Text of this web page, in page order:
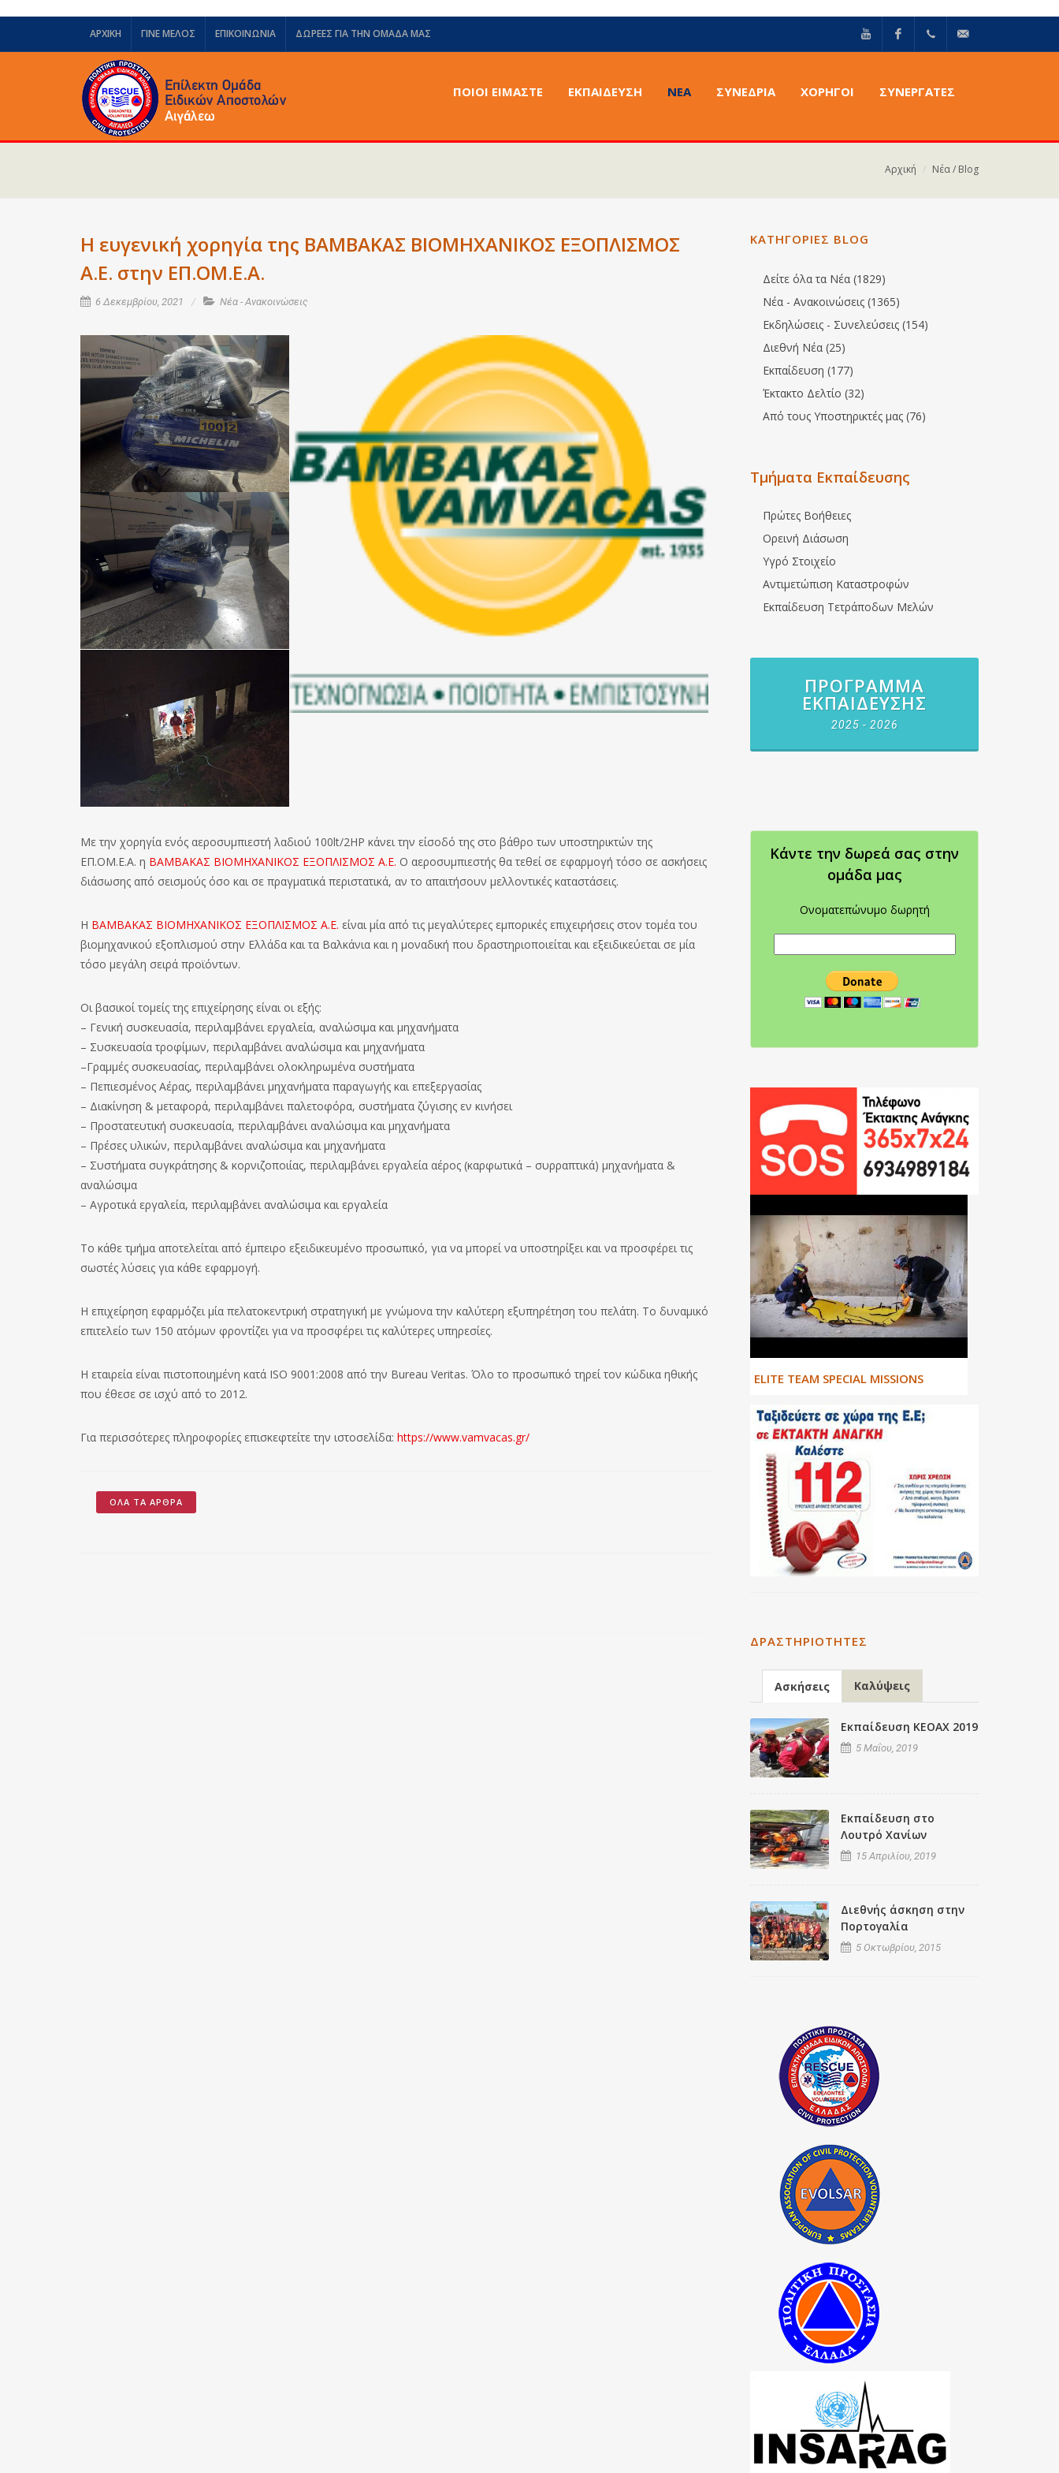
ΑΡΧΙΚΗ ΓΙΝΕ ΜΕΛΟΣ ΕΠΙΚΟΙΝΩΝΙΑ ΔΩΡΕΈΣ ΓΙΑ ΤΗΝ ΟΜΆΔΑ ΜΑΣ
ΠΟΙΟΙ ΕΙΜΑΣΤΕ ΕΚΠΑΙΔΕΥΣΗ ΝΈΑ ΣΥΝΈΔΡΙΑ ΧΟΡΗΓΟΙ ΣΥΝΕΡΓΑΤΕΣ
Αρχική Νέα / Blog
Η ευγενική χορηγία της ΒΑΜΒΑΚΑΣ ΒΙΟΜΗΧΑΝΙΚΟΣ ΕΞΟΠΛΙΣΜΟΣ
Α.Ε. στην ΕΠ.ΟΜ.Ε.Α.
6 Δεκεμβρίου, 2021 Νέα - Ανακοινώσεις
Με την χορηγία ενός αεροσυμπιεστή λαδιού 100lt/2HP κάνει την είσοδό της στο βάθρο των υποστηρικτών της
ΕΠ.ΟΜ.Ε.Α. η ΒΑΜΒΑΚΑΣ ΒΙΟΜΗΧΑΝΙΚΟΣ ΕΞΟΠΛΙΣΜΟΣ Α.Ε. Ο αεροσυμπιεστής θα τεθεί σε εφαρμογή τόσο σε ασκήσεις
διάσωσης από σεισμούς όσο και σε πραγματικά περιστατικά, αν το απαιτήσουν μελλοντικές καταστάσεις.
Η ΒΑΜΒΑΚΑΣ ΒΙΟΜΗΧΑΝΙΚΟΣ ΕΞΟΠΛΙΣΜΟΣ Α.Ε. είναι μία από τις μεγαλύτερες εμπορικές επιχειρήσεις στον τομέα του
βιομηχανικού εξοπλισμού στην Ελλάδα και τα Βαλκάνια και η μοναδική που δραστηριοποιείται και εξειδικεύεται σε μία
τόσο μεγάλη σειρά προϊόντων.
Οι βασικοί τομείς της επιχείρησης είναι οι εξής:
– Γενική συσκευασία, περιλαμβάνει εργαλεία, αναλώσιμα και μηχανήματα
– Συσκευασία τροφίμων, περιλαμβάνει αναλώσιμα και μηχανήματα
–Γραμμές συσκευασίας, περιλαμβάνει ολοκληρωμένα συστήματα
– Πεπιεσμένος Αέρας, περιλαμβάνει μηχανήματα παραγωγής και επεξεργασίας
– Διακίνηση & μεταφορά, περιλαμβάνει παλετοφόρα, συστήματα ζύγισης εν κινήσει
– Προστατευτική συσκευασία, περιλαμβάνει αναλώσιμα και μηχανήματα
– Πρέσες υλικών, περιλαμβάνει αναλώσιμα και μηχανήματα
– Συστήματα συγκράτησης & κορνιζοποιίας, περιλαμβάνει εργαλεία αέρος (καρφωτικά – συρραπτικά) μηχανήματα &
αναλώσιμα
– Αγροτικά εργαλεία, περιλαμβάνει αναλώσιμα και εργαλεία
Το κάθε τμήμα αποτελείται από έμπειρο εξειδικευμένο προσωπικό, για να μπορεί να υποστηρίξει και να προσφέρει τις
σωστές λύσεις για κάθε εφαρμογή.
Η επιχείρηση εφαρμόζει μία πελατοκεντρική στρατηγική με γνώμονα την καλύτερη εξυπηρέτηση του πελάτη. Το δυναμικό
επιτελείο των 150 ατόμων φροντίζει για να προσφέρει τις καλύτερες υπηρεσίες.
Η εταιρεία είναι πιστοποιημένη κατά ISO 9001:2008 από την Bureau Veritas. Όλο το προσωπικό τηρεί τον κώδικα ηθικής
που έθεσε σε ισχύ από το 2012.
Για περισσότερες πληροφορίες επισκεφτείτε την ιστοσελίδα: https://www.vamvacas.gr/
ΌΛΑ ΤΑ ΆΡΘΡΑ
ΚΑΤΗΓΟΡΙΕΣ BLOG
Δείτε όλα τα Νέα (1829)
Νέα - Ανακοινώσεις (1365)
Εκδηλώσεις - Συνελεύσεις (154)
Διεθνή Νέα (25)
Εκπαίδευση (177)
Έκτακτο Δελτίο (32)
Από τους Υποστηρικτές μας (76)
Τμήματα Εκπαίδευσης
Πρώτες Βοήθειες
Ορεινή Διάσωση
Υγρό Στοιχείο
Αντιμετώπιση Καταστροφών
Εκπαίδευση Τετράποδων Μελών
ΠΡΌΓΡΑΜΜΑ
ΕΚΠΑΊΔΕΥΣΗΣ
2025 - 2026
Κάντε την δωρεά σας στην
oμάδα μας
Ονοματεπώνυμο δωρητή
ΕLITE TEAM SPECIAL MISSIONS
ΔΡΑΣΤΗΡΙΌΤΗΤΕΣ
Ασκήσεις Καλύψεις
Εκπαίδευση ΚΕΟΑΧ 2019
5 Μαΐου, 2019
Εκπαίδευση στο
Λουτρό Χανίων
15 Απριλίου, 2019
Διεθνής άσκηση στην
Πορτογαλία
5 Οκτωβρίου, 2015